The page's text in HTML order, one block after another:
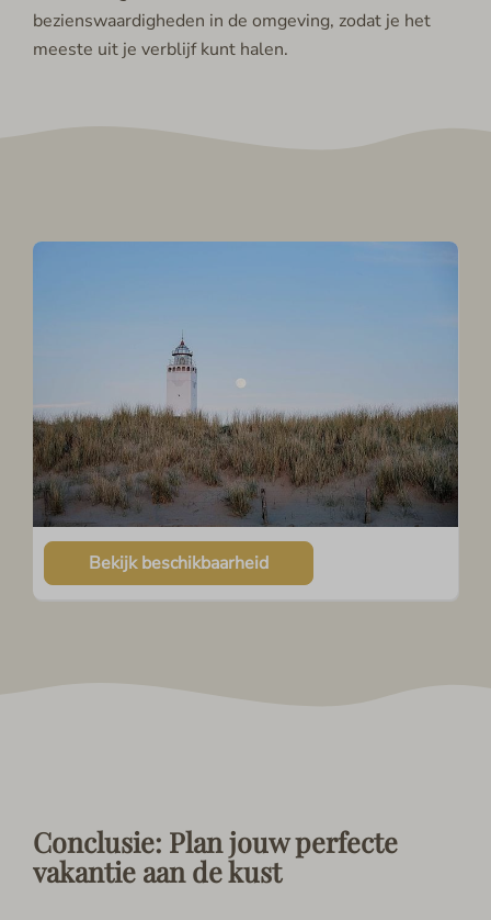
bezienswaardigheden in de omgeving, zodat je het
meeste uit je verblijf kunt halen.
Bekijk beschikbaarheid
Conclusie: Plan jouw perfecte
vakantie aan de kust